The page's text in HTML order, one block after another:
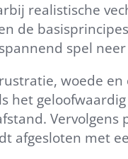
realistische
de
spel
woede
het
afgesloten met